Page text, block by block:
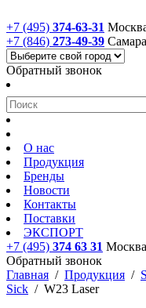
+7 (495) 374-63-31
+7 (846) 273-49-39
Обратный звонок
О нас
Продукция
Бренды
Новости
Контакты
Поставки
ЭКСПОРТ
+7 (495) 374 63 31
Обратный звонок
Главная / Продукция /
Sick / W23 Laser